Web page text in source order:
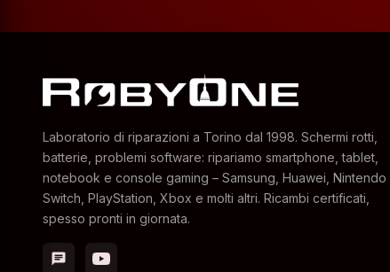
Laboratorio di riparazioni a Torino dal 1998. Schermi rotti,
batterie, problemi software: ripariamo smartphone, tablet,
notebook e console gaming – Samsung, Huawei, Nintendo
Switch, PlayStation, Xbox e molti altri. Ricambi certificati,
spesso pronti in giornata.
chat